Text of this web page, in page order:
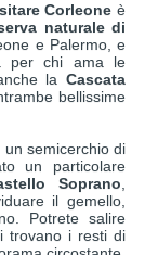
Corleone è
naturale di
e Palermo, e
per chi ama le
la Cascata
bellissime
semicerchio di
un particolare
Soprano,
il gemello,
Potrete salire
trovano i resti di